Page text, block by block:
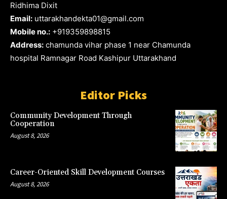
Ridhima Dixit
Email: uttarakhandekta01@gmail.com
Mobile no.: +919359898815
Address: chamunda vihar phase 1 near Chamunda
hospital Ramnagar Road Kashipur Uttarakhand
Editor Picks
Community Development Through
Cooperation
August 8, 2026
Career-Oriented Skill Development Courses
August 8, 2026